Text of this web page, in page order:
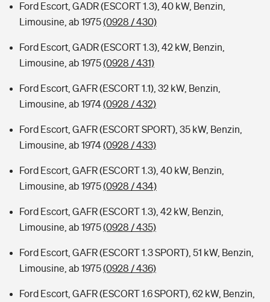
Ford Escort, GADR (ESCORT 1.3), 40 kW, Benzin,
Limousine, ab 1975(0928 / 430)
Ford Escort, GADR (ESCORT 1.3), 42 kW, Benzin,
Limousine, ab 1975(0928 / 431)
Ford Escort, GAFR (ESCORT 1.1), 32 kW, Benzin,
Limousine, ab 1974(0928 / 432)
Ford Escort, GAFR (ESCORT SPORT), 35 kW, Benzin,
Limousine, ab 1974(0928 / 433)
Ford Escort, GAFR (ESCORT 1.3), 40 kW, Benzin,
Limousine, ab 1975(0928 / 434)
Ford Escort, GAFR (ESCORT 1.3), 42 kW, Benzin,
Limousine, ab 1975(0928 / 435)
Ford Escort, GAFR (ESCORT 1.3 SPORT), 51 kW, Benzin,
Limousine, ab 1975(0928 / 436)
Ford Escort, GAFR (ESCORT 1.6 SPORT), 62 kW, Benzin,